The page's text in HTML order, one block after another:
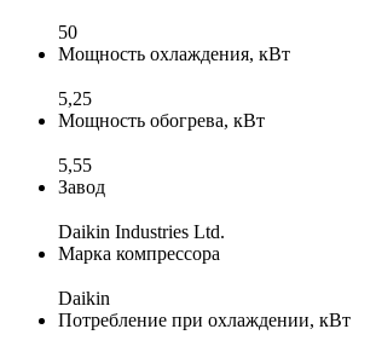
50
Мощность охлаждения, кВт
5,25
Мощность обогрева, кВт
5,55
Завод
Daikin Industries Ltd.
Марка компрессора
Daikin
Потребление при охлаждении, кВт